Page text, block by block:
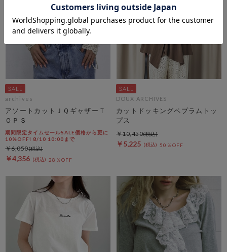
archives
アソートカットＪＱギャザーＴ
ＯＰＳ
期間限定タイムセールSALE価格から更に
10%OFF! 8/10 10:00まで
￥4,356 28％OFF
￥6,050
DOUX ARCHIVES
カットドッキングペプラムトッ
プス
￥5,225 50％OFF
￥10,450